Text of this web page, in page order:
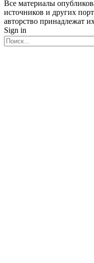
Все материалы
источников и других
авторство принадлежат
Sign in